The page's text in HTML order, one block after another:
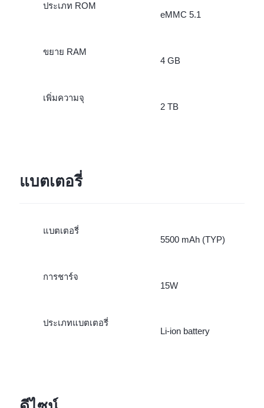
ประเภท ROM
eMMC 5.1
ขยาย RAM
4 GB
เพิ่มความจุ
2 TB
แบตเตอรี่
แบตเตอรี่
5500 mAh (TYP)
การชาร์จ
15W
ประเภทแบตเตอรี่
Li-ion battery